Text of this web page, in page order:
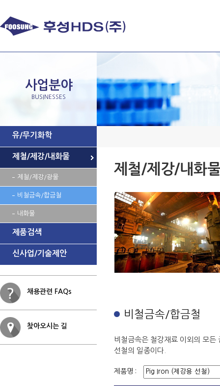
사업분야
BUSINESSES
유/무기화학
제철/제강/내화물
제철/제강/광물
비철금속/합금철
내화물
제품검색
신사업/기술제안
채용관련 FAQs
찾아오시는 길
제철/제강/내화
비철금속/합금철
비철금속은 철강재료 이외의 모
선철의 일종이다.
제품명 :